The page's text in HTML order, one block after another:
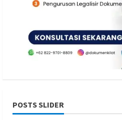
POSTS SLIDER